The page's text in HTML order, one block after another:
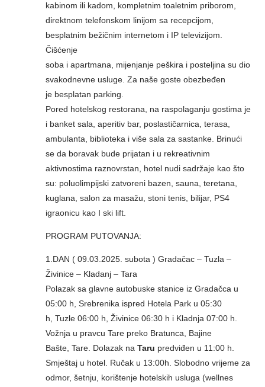
kabinom ili kadom, kompletnim toaletnim priborom,
direktnom telefonskom linijom sa recepcijom,
besplatnim bežičnim internetom i IP televizijom.
Čišćenje
soba i apartmana, mijenjanje peškira i posteljina su dio
svakodnevne usluge. Za naše goste obezbeđen
je besplatan parking.
Pored hotelskog restorana, na raspolaganju gostima je
i banket sala, aperitiv bar, poslastičarnica, terasa,
ambulanta, biblioteka i više sala za sastanke. Brinući
se da boravak bude prijatan i u rekreativnim
aktivnostima raznovrstan, hotel nudi sadržaje kao što
su: poluolimpijski zatvoreni bazen, sauna, teretana,
kuglana, salon za masažu, stoni tenis, bilijar, PS4
igraonicu kao I ski lift.
PROGRAM PUTOVANJA:
1.DAN ( 09.03.2025. subota ) Gradačac – Tuzla –
Živinice – Kladanj – Tara
Polazak sa glavne autobuske stanice iz Gradačca u
05:00 h, Srebrenika ispred Hotela Park u 05:30
h, Tuzle 06:00 h, Živinice 06:30 h i Kladnja 07:00 h.
Vožnja u pravcu Tare preko Bratunca, Bajine
Bašte, Tare. Dolazak na Taru predviđen u 11:00 h.
Smještaj u hotel. Ručak u 13:00h. Slobodno vrijeme za
odmor, šetnju, korištenje hotelskih usluga (wellnes